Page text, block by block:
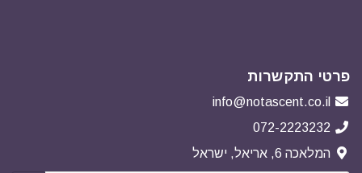
פרטי התקשרות
info@notascent.co.il
072-2223232
המלאכה 6, אריאל, ישראל